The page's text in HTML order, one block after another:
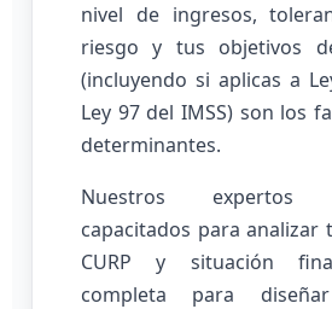
nivel de ingresos,
riesgo y tus objetivos
(incluyendo si aplicas a
Ley 97 del IMSS) son los
determinantes.
Nuestros expertos
capacitados para analizar
CURP y situación
completa para